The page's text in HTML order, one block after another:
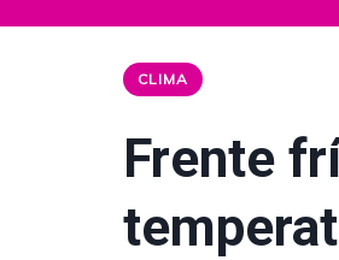
CLIMA
Frente